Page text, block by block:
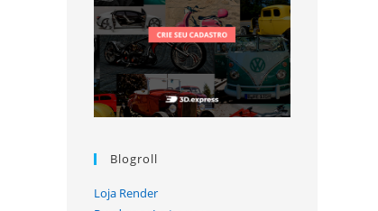
Blogroll
Loja Render